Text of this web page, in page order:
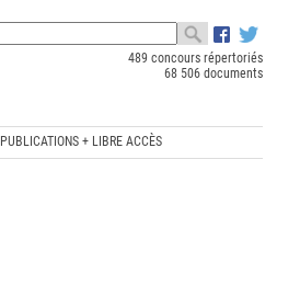
489 concours répertoriés
68 506 documents
PUBLICATIONS + LIBRE ACCÈS